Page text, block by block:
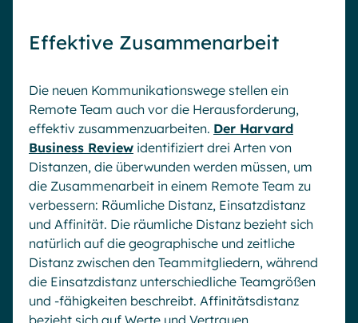
Effektive Zusammenarbeit
Die neuen Kommunikationswege stellen ein
Remote Team auch vor die Herausforderung,
effektiv zusammenzuarbeiten. Der Harvard
Business Review identifiziert drei Arten von
Distanzen, die überwunden werden müssen, um
die Zusammenarbeit in einem Remote Team zu
verbessern: Räumliche Distanz, Einsatzdistanz
und Affinität. Die räumliche Distanz bezieht sich
natürlich auf die geographische und zeitliche
Distanz zwischen den Teammitgliedern, während
die Einsatzdistanz unterschiedliche Teamgrößen
und -fähigkeiten beschreibt. Affinitätsdistanz
bezieht sich auf Werte und Vertrauen.